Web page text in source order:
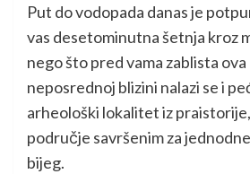
Put do vodopada danas je
vas desetominutna šetnja kroz
nego što pred vama zablista
neposrednoj blizini nalazi se i
arheološki lokalitet iz
područje savršenim za
bijeg.